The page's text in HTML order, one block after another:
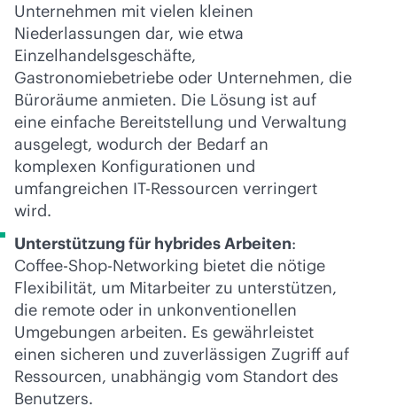
Unternehmen mit vielen kleinen
Niederlassungen dar, wie etwa
Einzelhandelsgeschäfte,
Gastronomiebetriebe oder Unternehmen, die
Büroräume anmieten. Die Lösung ist auf
eine einfache Bereitstellung und Verwaltung
ausgelegt, wodurch der Bedarf an
komplexen Konfigurationen und
umfangreichen IT-Ressourcen verringert
wird.
Unterstützung für hybrides Arbeiten:
Coffee-Shop-Networking bietet die nötige
Flexibilität, um Mitarbeiter zu unterstützen,
die remote oder in unkonventionellen
Umgebungen arbeiten. Es gewährleistet
einen sicheren und zuverlässigen Zugriff auf
Ressourcen, unabhängig vom Standort des
Benutzers.